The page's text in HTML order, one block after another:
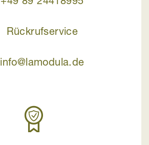
Rückrufservice
info@lamodula.de